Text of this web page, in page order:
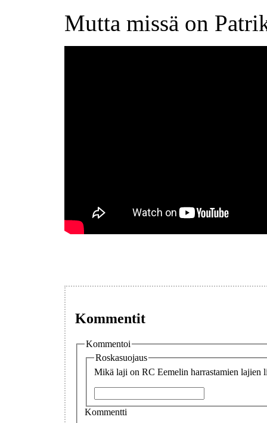
Mutta missä on
Kommentit
Kommentoi
Roskasuojaus
Mikä laji on RC Eemelin harrastamien lajien
Kommentti